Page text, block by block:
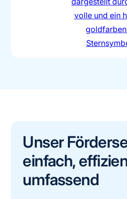
Unser
einfach,
umfassend